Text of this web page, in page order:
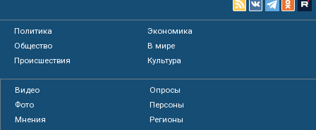
Политика
Экономика
Общество
В мире
Происшествия
Культура
Видео
Опросы
Фото
Персоны
Мнения
Регионы